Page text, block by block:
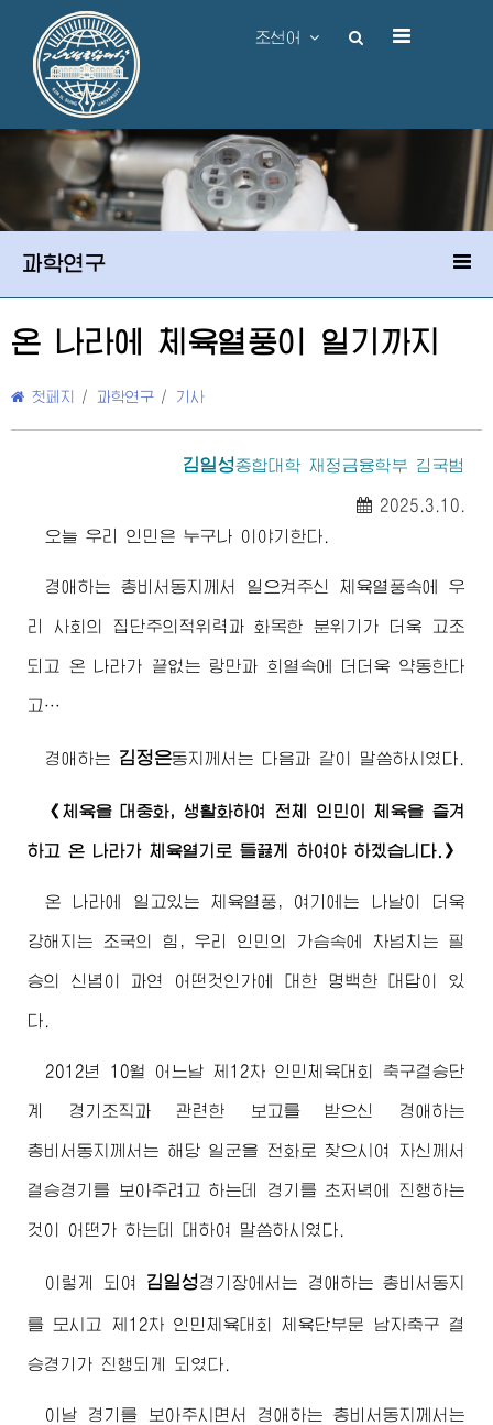
조선어
과학연구
온 나라에 체육열풍이 일기까지
첫페지 / 과학연구 / 기사
김일성종합대학 재정금융학부 김국범
2025.3.10.
오늘 우리 인민은 누구나 이야기한다.
경애하는 총비서동지께서 일으켜주신 체육열풍속에 우
리 사회의 집단주의적위력과 화목한 분위기가 더욱 고조
되고 온 나라가 끝없는 랑만과 희열속에 더더욱 약동한다
고…
경애하는 김정은동지께서 는 다음과 같이 말씀하시였다.
《체육을 대중화, 생활화하여 전체 인민이 체육을 즐겨
하고 온 나라가 체육열기로 들끓게 하여야 하겠습니다.》
온 나라에 일고있는 체육열풍, 여기에는 나날이 더욱
강해지는 조국의 힘, 우리 인민의 가슴속에 차넘치는 필
승의 신념이 과연 어떤것인가에 대한 명백한 대답이 있
다.
2012년 10월 어느날 제12차 인민체육대회 축구결승단
계 경기조직과 관련한 보고를 받으신 경애하는
총비서동지께서 는 해당 일군을 전화로 찾으시여 자신께서
결승경기를 보아주려고 하는데 경기를 초저녁에 진행하는
것이 어떤가 하는데 대하여 말씀하시였다.
이렇게 되여 김일성경기장에서는 경애하는 총비서동지
를 모시고 제12차 인민체육대회 체육단부문 남자축구 결
승경기가 진행되게 되였다.
이날 경기를 보아주시면서 경애하는 총비서동지께서 는